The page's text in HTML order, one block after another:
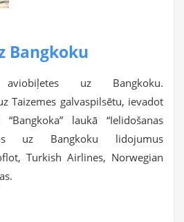
Bangkoku
uz Bangkoku.
Taizemes galvaspilsētu, ievadot
laukā “Ielidošanas
uz Bangkoku lidojumus
Turkish Airlines, Norwegian